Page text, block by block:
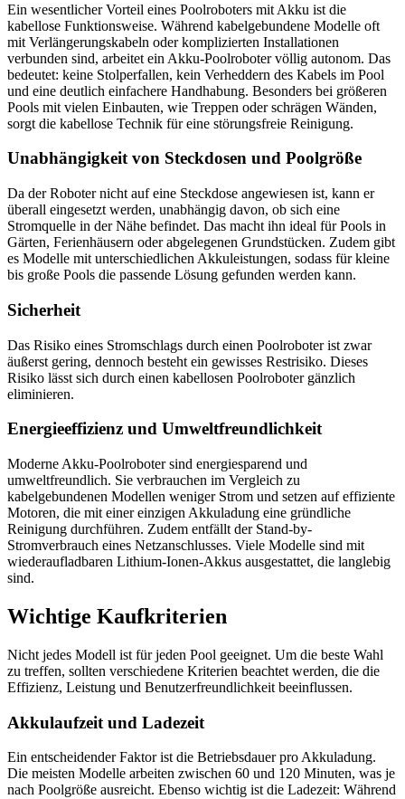
Ein wesentlicher Vorteil eines Poolroboters mit Akku ist die
kabellose Funktionsweise. Während kabelgebundene Modelle oft
mit Verlängerungskabeln oder komplizierten Installationen
verbunden sind, arbeitet ein Akku-Poolroboter völlig autonom. Das
bedeutet: keine Stolperfallen, kein Verheddern des Kabels im Pool
und eine deutlich einfachere Handhabung. Besonders bei größeren
Pools mit vielen Einbauten, wie Treppen oder schrägen Wänden,
sorgt die kabellose Technik für eine störungsfreie Reinigung.
Unabhängigkeit von Steckdosen und Poolgröße
Da der Roboter nicht auf eine Steckdose angewiesen ist, kann er
überall eingesetzt werden, unabhängig davon, ob sich eine
Stromquelle in der Nähe befindet. Das macht ihn ideal für Pools in
Gärten, Ferienhäusern oder abgelegenen Grundstücken. Zudem gibt
es Modelle mit unterschiedlichen Akkuleistungen, sodass für kleine
bis große Pools die passende Lösung gefunden werden kann.
Sicherheit
Das Risiko eines Stromschlags durch einen Poolroboter ist zwar
äußerst gering, dennoch besteht ein gewisses Restrisiko. Dieses
Risiko lässt sich durch einen kabellosen Poolroboter gänzlich
eliminieren.
Energieeffizienz und Umweltfreundlichkeit
Moderne Akku-Poolroboter sind energiesparend und
umweltfreundlich. Sie verbrauchen im Vergleich zu
kabelgebundenen Modellen weniger Strom und setzen auf effiziente
Motoren, die mit einer einzigen Akkuladung eine gründliche
Reinigung durchführen. Zudem entfällt der Stand-by-
Stromverbrauch eines Netzanschlusses. Viele Modelle sind mit
wiederaufladbaren Lithium-Ionen-Akkus ausgestattet, die langlebig
sind.
Wichtige Kaufkriterien
Nicht jedes Modell ist für jeden Pool geeignet. Um die beste Wahl
zu treffen, sollten verschiedene Kriterien beachtet werden, die die
Effizienz, Leistung und Benutzerfreundlichkeit beeinflussen.
Akkulaufzeit und Ladezeit
Ein entscheidender Faktor ist die Betriebsdauer pro Akkuladung.
Die meisten Modelle arbeiten zwischen 60 und 120 Minuten, was je
nach Poolgröße ausreicht. Ebenso wichtig ist die Ladezeit: Während